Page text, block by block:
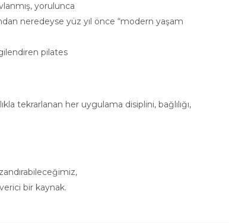
yorulunca
neredeyse yüz yıl önce “modern yaşam
pilates
tekrarlanan her uygulama disiplini, bağlılığı,
bir kaynak.